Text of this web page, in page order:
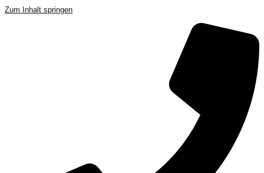
Zum Inhalt springen